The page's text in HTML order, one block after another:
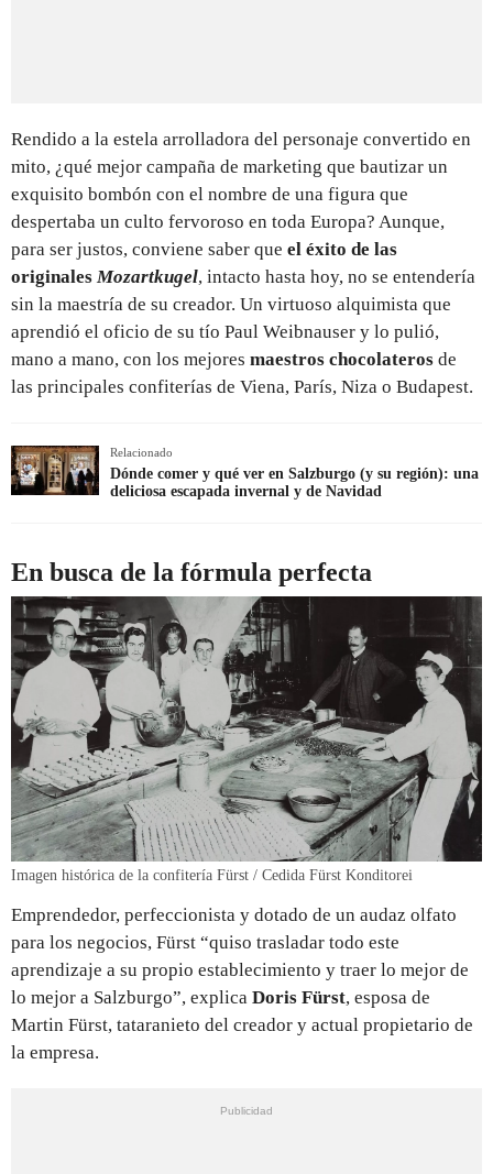
Rendido a la estela arrolladora del personaje convertido en
mito, ¿qué mejor campaña de marketing que bautizar un
exquisito bombón con el nombre de una figura que
despertaba un culto fervoroso en toda Europa? Aunque,
para ser justos, conviene saber que el éxito de las
originalesMozartkugel, intacto hasta hoy, no se entendería
sin la maestría de su creador. Un virtuoso alquimista que
aprendió el oficio de su tío Paul Weibnauser y lo pulió,
mano a mano, con los mejores maestros chocolateros de
las principales confiterías de Viena, París, Niza o Budapest.
Relacionado
Dónde comer y qué ver en Salzburgo (y su región): una
deliciosa escapada invernal y de Navidad
En busca de la fórmula perfecta
Imagen histórica de la confitería Fürst / Cedida Fürst Konditorei
Emprendedor, perfeccionista y dotado de un audaz olfato
para los negocios, Fürst “quiso trasladar todo este
aprendizaje a su propio establecimiento y traer lo mejor de
lo mejor a Salzburgo”, explica Doris Fürst, esposa de
Martin Fürst, tataranieto del creador y actual propietario de
la empresa.